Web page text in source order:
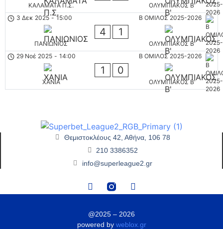
ΚΑΛΑΜΑΤΑ Π.Σ.
ΟΛΥΜΠΙΑΚΟΣ Β'
Β ΟΜΙΛΟΣ 2025-2026
3 Δεκ 2025 - 15:00
ΠΑΝΙΩΝΙΟΣ
4 1
ΟΛΥΜΠΙΑΚΟΣ Β'
Β ΟΜΙΛΟΣ 2025-2026
29 Νοέ 2025 - 14:00
ΧΑΝΙΑ
1 0
ΟΛΥΜΠΙΑΚΟΣ Β'
Θεμιστοκλέους 42, Αθήνα, 106 78
210 3386352
info@superleague2.gr
@2025 – 2026
powered by weblox.gr